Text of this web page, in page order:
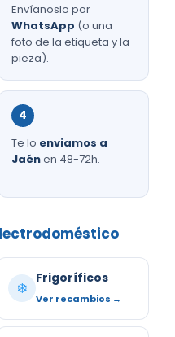
Envíanoslo por
WhatsApp (o una
foto de la etiqueta y la
pieza).
4
Te lo enviamos a
Jaénen 48-72h.
❄️
Frigoríficos
Ver recambios →